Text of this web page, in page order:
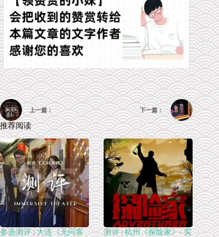
上一篇： 下一篇：
推荐阅读
参选测评 | 大连《无问客
测评 | 杭州《探险家》- 实